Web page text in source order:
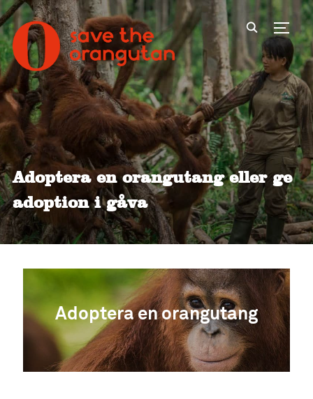
Adoptera en orangutang eller ge
adoption i gåva
Adoptera en orangutang